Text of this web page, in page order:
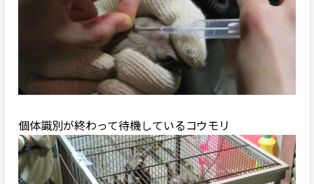
個体識別が終わって待機しているコウモリ